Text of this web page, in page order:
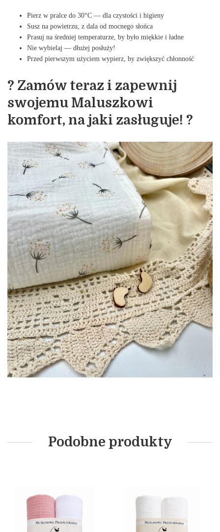
Pierz w pralce do 30°C — dla czystości i higieny
Susz na powietrzu, z dala od mocnego słońca
Prasuj na średniej temperaturze, by było miękkie i ładne
Nie wybielaj — dłużej posłuży!
Przed pierwszym użyciem wypierz, by zwiększyć chłonność
? Zamów teraz i zapewnij
swojemu Maluszkowi
komfort, na jaki zasługuje! ?
Podobne produkty